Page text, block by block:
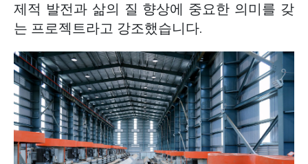
제적 발전과 삶의 질 향상에 중요한 의미를 갖
는 프로젝트라고 강조했습니다.